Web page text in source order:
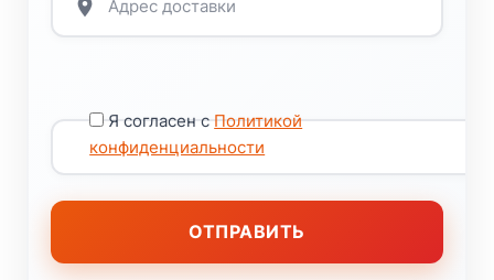
Я согласен сПолитикой
конфиденциальности